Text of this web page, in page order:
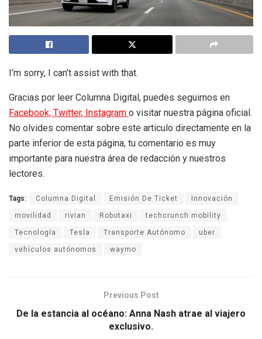
I’m sorry, I can’t assist with that.
Gracias por leer Columna Digital, puedes seguirnos en
Facebook, Twitter, Instagram o visitar nuestra página oficial.
No olvides comentar sobre este articulo directamente en la
parte inferior de esta página, tu comentario es muy
importante para nuestra área de redacción y nuestros
lectores.
Tags: Columna Digital Emisión De Ticket Innovación
movilidad rivian Robotaxi techcrunch mobility
Tecnología Tesla Transporte Autónomo uber
vehículos autónomos waymo
Previous Post
De la estancia al océano: Anna Nash atrae al viajero
exclusivo.